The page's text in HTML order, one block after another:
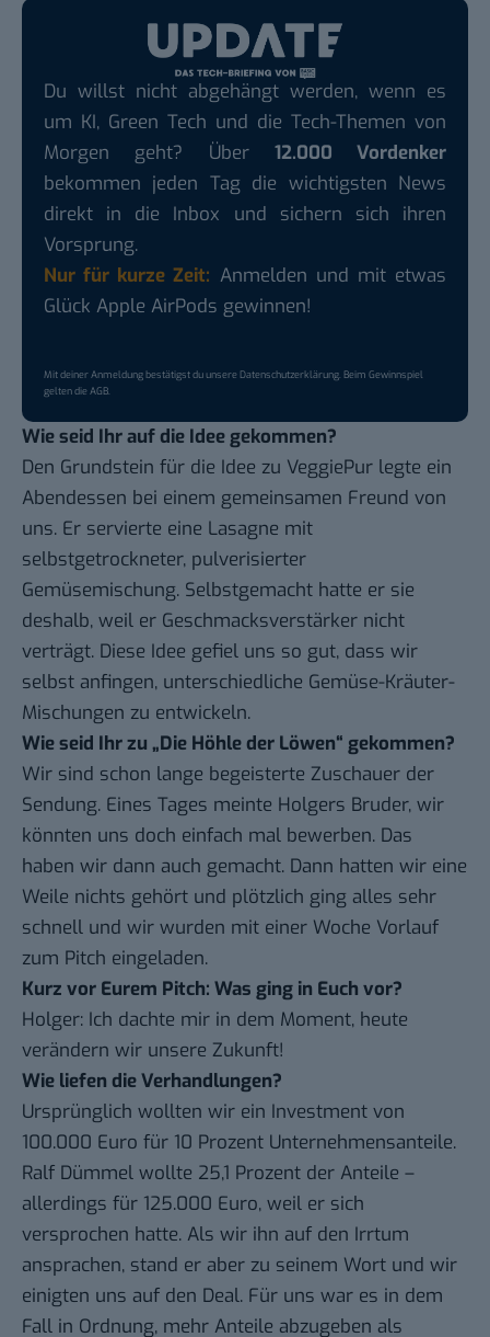
Du willst nicht abgehängt werden, wenn es
um KI, Green Tech und die Tech-Themen von
Morgen geht? Über 12.000 Vordenker
bekommen jeden Tag die wichtigsten News
direkt in die Inbox und sichern sich ihren
Vorsprung.
Nur für kurze Zeit: Anmelden und mit etwas
Glück Apple AirPods gewinnen!
Mit deiner Anmeldung bestätigst du unsereDatenschutzerklärung. Beim Gewinnspiel
gelten dieAGB.
Wie seid Ihr auf die Idee gekommen?
Den Grundstein für die Idee zu VeggiePur legte ein
Abendessen bei einem gemeinsamen Freund von
uns. Er servierte eine Lasagne mit
selbstgetrockneter, pulverisierter
Gemüsemischung. Selbstgemacht hatte er sie
deshalb, weil er Geschmacksverstärker nicht
verträgt. Diese Idee gefiel uns so gut, dass wir
selbst anfingen, unterschiedliche Gemüse-Kräuter-
Mischungen zu entwickeln.
Wie seid Ihr zu „Die Höhle der Löwen“ gekommen?
Wir sind schon lange begeisterte Zuschauer der
Sendung. Eines Tages meinte Holgers Bruder, wir
könnten uns doch einfach mal bewerben. Das
haben wir dann auch gemacht. Dann hatten wir eine
Weile nichts gehört und plötzlich ging alles sehr
schnell und wir wurden mit einer Woche Vorlauf
zum Pitch eingeladen.
Kurz vor Eurem Pitch: Was ging in Euch vor?
Holger: Ich dachte mir in dem Moment, heute
verändern wir unsere Zukunft!
Wie liefen die Verhandlungen?
Ursprünglich wollten wir ein Investment von
100.000 Euro für 10 Prozent Unternehmensanteile.
Ralf Dümmel wollte 25,1 Prozent der Anteile –
allerdings für 125.000 Euro, weil er sich
versprochen hatte. Als wir ihn auf den Irrtum
ansprachen, stand er aber zu seinem Wort und wir
einigten uns auf den Deal. Für uns war es in dem
Fall in Ordnung, mehr Anteile abzugeben als